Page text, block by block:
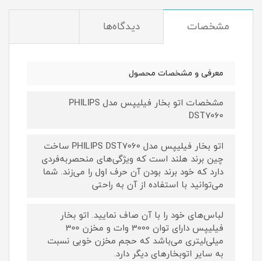
مشخصات دیدگاه‌ها
معرفی و مشخصات محصول
مشخصات اتو بخار فیلیپس مدل PHILIPS
DST7060
اتو بخار فیلیپس مدل PHILIPS DST7060 ساخت
چین برند هلند است که ویژگی‌های منحصر‌به‌فردی
دارد که خود برند بودن آن حرف اول را می‌زند. شما
می‌توانید با استفاده از آن به راحتی
لبا‌س‌های خود را با آن صاف نمایید. اتو بخار
فیلیپس دارای توان 3000 وات و مخزن 300
میلی‌لیتری می‌باشد که حجم مخزن خوبی نسبت
به سایر اتوبخارهای دیگر دارد.